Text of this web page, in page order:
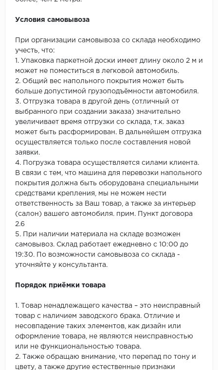
Условия самовывоза
При организации самовывоза со склада необходимо
учесть, что:
1. Упаковка паркетной доски имеет длину около 2 м и
может не поместиться в легковой автомобиль.
2. Общий вес напольного покрытия может быть
больше допустимой грузоподъёмности автомобиля.
3. Отгрузка товара в другой день (отличный от
выбранного при создании заказа) значительно
увеличивает время отгрузки со склада, т.к. заказ
может быть расформирован. В дальнейшем отгрузка
осуществляется только после составления новой
заявки.
4. Погрузка товара осуществляется силами клиента.
В связи с тем, что машина для перевозки напольного
покрытия должна быть оборудована специальными
средствами крепления, мы не можем нести
ответственность за Ваш товар, а также за интерьер
(салон) вашего автомобиля. прим. Пункт договора
2.6
5. При наличии материала на складе возможен
самовывоз. Склад работает ежедневно с 10:00 до
19:30. По возможности самовывоза со склада -
уточняйте у консультанта.
Порядок приёмки товара
1. Товар ненадлежащего качества – это неисправный
товар с наличием заводского брака. Отличие и
несовпадение таких элементов, как дизайн или
оформление товара, не являются неисправностью
или не функциональностью товара.
2. Также обращаю внимание, что перепад по тону и
цвету, а также другие естественные признаки